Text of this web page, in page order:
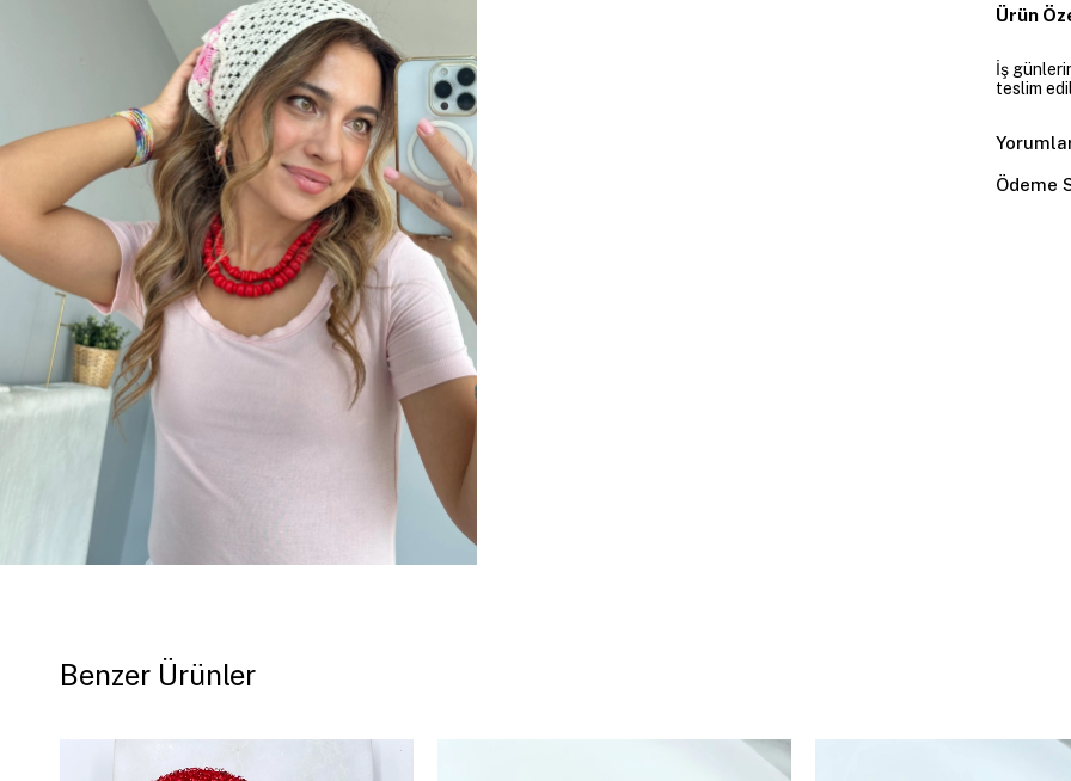
Ürün
İş
teslim
Ödeme
Benzer Ürünler